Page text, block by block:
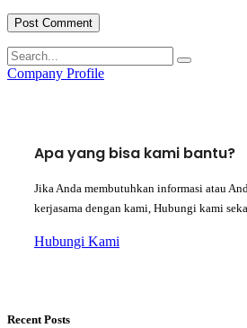
Company Profile
Apa yang bisa kami bantu?
Jika Anda membutuhkan informasi atau
kerjasama dengan kami, Hubungi kami
Hubungi Kami
Recent Posts